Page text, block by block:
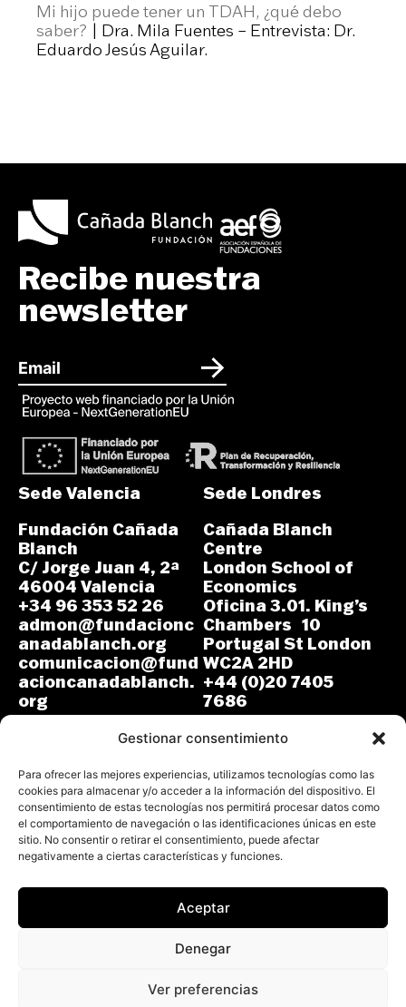
Gestionar consentimiento
Para ofrecer las mejores experiencias, utilizamos tecnologías como las
cookies para almacenar y/o acceder a la información del dispositivo. El
consentimiento de estas tecnologías nos permitirá procesar datos como
el comportamiento de navegación o las identificaciones únicas en este
sitio. No consentir o retirar el consentimiento, puede afectar
negativamente a ciertas características y funciones.
Aceptar
Denegar
Ver preferencias
Mi hijo puede tener un TDAH, ¿qué debo
saber? | Dra. Mila Fuentes – Entrevista: Dr.
Eduardo Jesús Aguilar.
Recibe nuestra
newsletter
Sede Valencia
Fundación Cañada
Blanch
C/ Jorge Juan 4, 2ª
46004 Valencia
+34 96 353 52 26
admon@fundacionc
anadablanch.org
comunicacion@fund
acioncanadablanch.
org
Sede Londres
Cañada Blanch
Centre
London School of
Economics
Oficina 3.01. King’s
Chambers 10
Portugal St London
WC2A 2HD
+44 (0)20 7405
7686
m.osuna-
vergara@lse.ac.uk
Todos los derechos reservados.
Fundación Cañada Blanch 2026
Política de Cookies